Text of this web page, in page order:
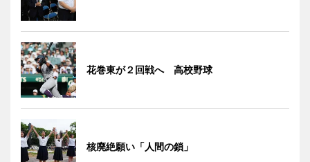
花巻東が２回戦へ 高校野球
核廃絶願い「人間の鎖」